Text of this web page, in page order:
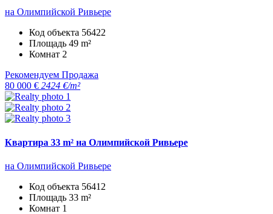
на Олимпийской Ривьере
Код объекта 56422
Площадь 49 m²
Комнат 2
Рекомендуем Продажа
80 000 € 2424 €/m²
Квартира 33 m² на Олимпийской Ривьере
на Олимпийской Ривьере
Код объекта 56412
Площадь 33 m²
Комнат 1